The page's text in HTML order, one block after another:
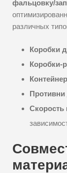
фальцовку/
различных
Коробки
Коробки-
Скорость